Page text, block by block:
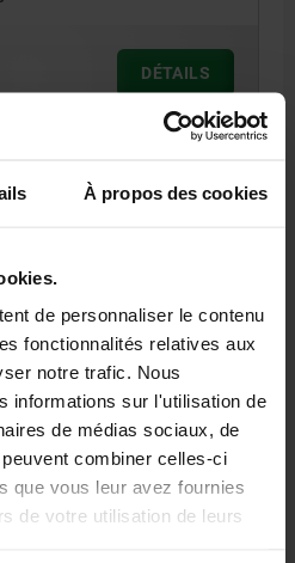
À propos des cookies
de personnaliser le contenu
fonctionnalités relatives aux
notre trafic. Nous
informations sur l'utilisation de
de médias sociaux, de
combiner celles-ci
que vous leur avez fournies
de votre utilisation de leurs
DÉTAILS
T. 50 ACIER
DÉTAILS